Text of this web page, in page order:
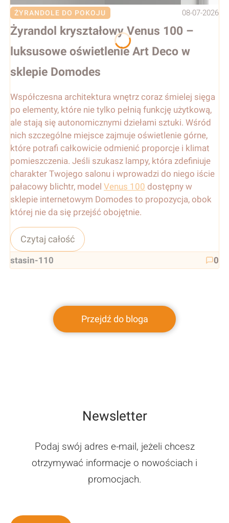
ŻYRANDOLE DO POKOJU 08-07-2026
Żyrandol kryształowy Venus 100 –
luksusowe oświetlenie Art Deco w
sklepie Domodes
Współczesna architektura wnętrz coraz śmielej sięga
po elementy, które nie tylko pełnią funkcję użytkową,
ale stają się autonomicznymi dziełami sztuki. Wśród
nich szczególne miejsce zajmuje oświetlenie górne,
które potrafi całkowicie odmienić proporcje i klimat
pomieszczenia. Jeśli szukasz lampy, która zdefiniuje
charakter Twojego salonu i wprowadzi do niego iście
pałacowy blichtr, model Venus 100 dostępny w
sklepie internetowym Domodes to propozycja, obok
której nie da się przejść obojętnie.
Czytaj całość
stasin-110 0
Przejdź do bloga
Newsletter
Podaj swój adres e-mail, jeżeli chcesz
otrzymywać informacje o nowościach i
promocjach.